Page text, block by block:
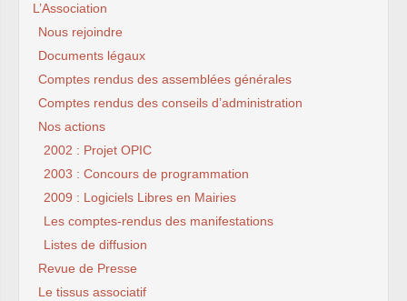
L’Association
Nous rejoindre
Documents légaux
Comptes rendus des assemblées générales
Comptes rendus des conseils d’administration
Nos actions
2002 : Projet OPIC
2003 : Concours de programmation
2009 : Logiciels Libres en Mairies
Les comptes-rendus des manifestations
Listes de diffusion
Revue de Presse
Le tissus associatif